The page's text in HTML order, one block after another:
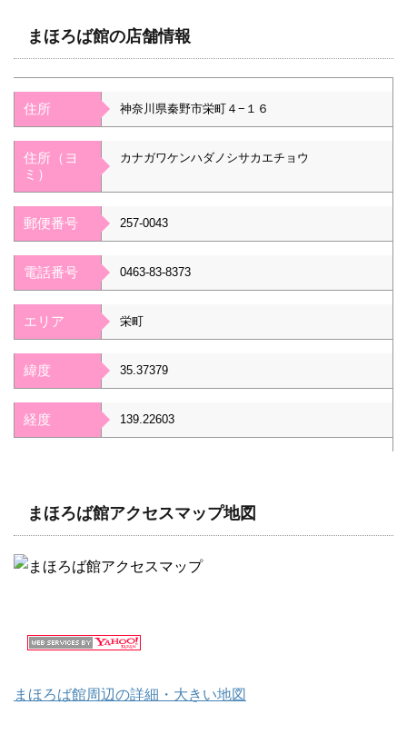
まほろば館の店舗情報
住所 神奈川県秦野市栄町４−１６
住所（ヨ
ミ）
カナガワケンハダノシサカエチョウ
郵便番号 257-0043
電話番号 0463-83-8373
エリア 栄町
緯度 35.37379
経度 139.22603
まほろば館アクセスマップ地図
まほろば館周辺の詳細・大きい地図